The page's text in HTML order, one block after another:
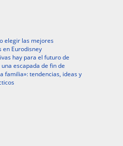
elegir las mejores
en Eurodisney
hay para el futuro de
escapada de fin de
familia»: tendencias, ideas y